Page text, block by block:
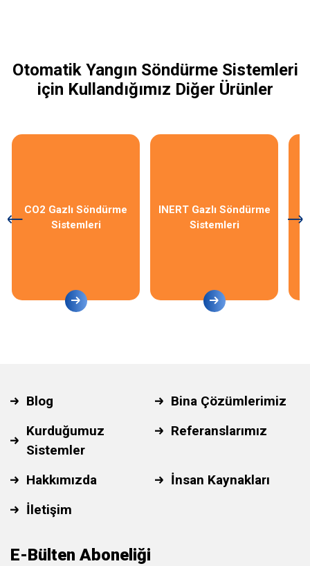
Otomatik Yangın Söndürme Sistemleri
için Kullandığımız Diğer Ürünler
CO2 Gazlı Söndürme
Sistemleri
INERT Gazlı Söndürme
Sistemleri
Blog
Bina Çözümlerimiz
Kurduğumuz
Sistemler
Referanslarımız
Hakkımızda
İnsan Kaynakları
İletişim
E-Bülten Aboneliği